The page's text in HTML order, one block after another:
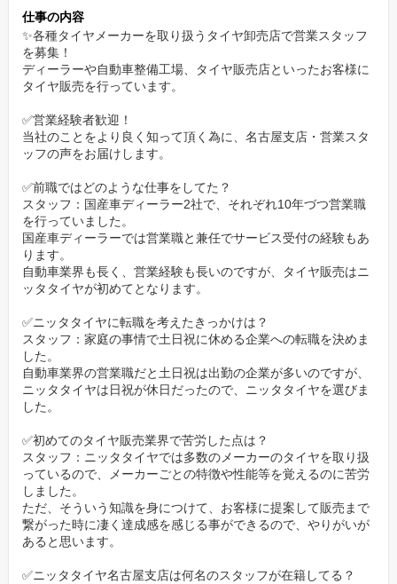
当社の事を知って頂く為に、WEBにてカジュアル面談も実施して
います。
転職について悩まれている方、当社について知りたい方も積極的
にご相談ください。
お互いのことを良く知っていただく機会にできればと考えており
ます。
仕事の内容
✨各種タイヤメーカーを取り扱うタイヤ卸売店で営業スタッフ
を募集！
ディーラーや自動車整備工場、タイヤ販売店といったお客様に
タイヤ販売を行っています。
✅営業経験者歓迎！
当社のことをより良く知って頂く為に、名古屋支店・営業スタ
ッフの声をお届けします。
✅前職ではどのような仕事をしてた？
スタッフ：国産車ディーラー2社で、それぞれ10年づつ営業職
を行っていました。
国産車ディーラーでは営業職と兼任でサービス受付の経験もあ
ります。
自動車業界も長く、営業経験も長いのですが、タイヤ販売はニ
ッタタイヤが初めてとなります。
✅ニッタタイヤに転職を考えたきっかけは？
スタッフ：家庭の事情で土日祝に休める企業への転職を決めま
した。
自動車業界の営業職だと土日祝は出勤の企業が多いのですが、
ニッタタイヤは日祝が休日だったので、ニッタタイヤを選びま
した。
✅初めてのタイヤ販売業界で苦労した点は？
スタッフ：ニッタタイヤでは多数のメーカーのタイヤを取り扱
っているので、メーカーごとの特徴や性能等を覚えるのに苦労
しました。
ただ、そういう知識を身につけて、お客様に提案して販売まで
繋がった時に凄く達成感を感じる事ができるので、やりがいが
あると思います。
✅ニッタタイヤ名古屋支店は何名のスタッフが在籍してる？